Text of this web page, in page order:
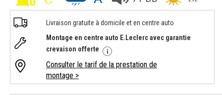
Livraison gratuite à domicile et en centre auto
Montage en centre auto E.Leclerc avec garantie
crevaison offerte
Consulter le tarif de la prestation de
montage >